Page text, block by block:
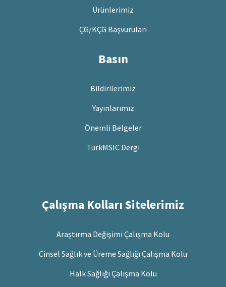
Ürünlerimiz
ÇG/KÇG Başvuruları
Basın
Bildirilerimiz
Yayınlarımız
Önemli Belgeler
TurkMSIC Dergi
Çalışma Kolları Sitelerimiz
Araştırma Değişimi Çalışma Kolu
Cinsel Sağlık ve Üreme Sağlığı Çalışma Kolu
Halk Sağlığı Çalışma Kolu